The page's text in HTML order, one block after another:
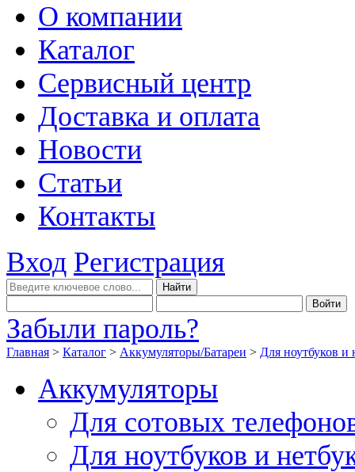
О компании
Каталог
Сервисный центр
Доставка и оплата
Новости
Статьи
Контакты
Вход Регистрация
Забыли пароль?
Главная > Каталог > Аккумуляторы/Батареи > Для ноутбуков и
Аккумуляторы
Для сотовых
Для ноутбуков и